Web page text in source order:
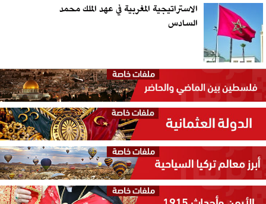
الاستراتيجية المغربية في عهد الملك محمد
السادس